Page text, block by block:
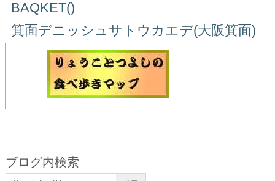
BAQKET()
箕面デニッシュサトウカエデ(大阪箕面)
ブログ内検索